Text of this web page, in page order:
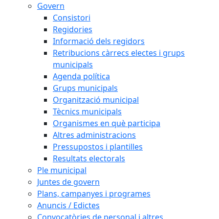
Govern
Consistori
Regidories
Informació dels regidors
Retribucions càrrecs electes i grups
municipals
Agenda política
Grups municipals
Organització municipal
Tècnics municipals
Organismes en què participa
Altres administracions
Pressupostos i plantilles
Resultats electorals
Ple municipal
Juntes de govern
Plans, campanyes i programes
Anuncis / Edictes